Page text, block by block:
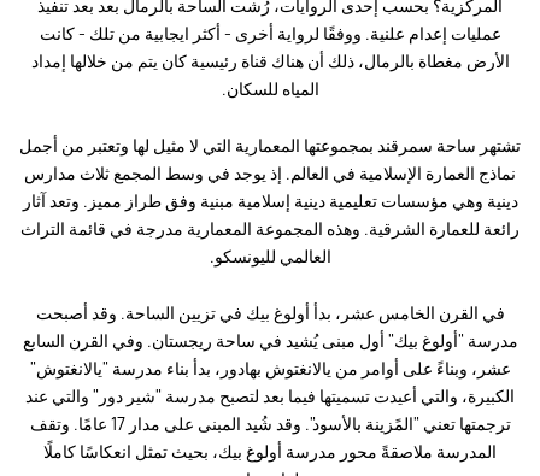
المركزية؟ بحسب إحدى الروايات، رُشت الساحة بالرمال بعد بعد تنفيذ
عمليات إعدام علنية. ووفقًا لرواية أخرى - أكثر ايجابية من تلك - كانت
الأرض مغطاة بالرمال، ذلك أن هناك قناة رئيسية كان يتم من خلالها إمداد
المياه للسكان.
تشتهر ساحة سمرقند بمجموعتها المعمارية التي لا مثيل لها وتعتبر من أجمل
نماذج العمارة الإسلامية في العالم. إذ يوجد في وسط المجمع ثلاث مدارس
دينية وهي مؤسسات تعليمية دينية إسلامية مبنية وفق طراز مميز. وتعد آثار
رائعة للعمارة الشرقية. وهذه المجموعة المعمارية مدرجة في قائمة التراث
العالمي لليونسكو.
في القرن الخامس عشر، بدأ أولوغ بيك في تزيين الساحة. وقد أصبحت
مدرسة "أولوغ بيك" أول مبنى يُشيد في ساحة ريجستان. وفي القرن السابع
عشر، وبناءً على أوامر من يالانغتوش بهادور، بدأ بناء مدرسة "يالانغتوش"
الكبيرة، والتي أعيدت تسميتها فيما بعد لتصبح مدرسة "شير دور" والتي عند
ترجمتها تعني "المًزينة بالأسود". وقد شُيد المبنى على مدار 17 عامًا. وتقف
المدرسة ملاصقةً محور مدرسة أولوغ بيك، بحيث تمثل انعكاسًا كاملًا